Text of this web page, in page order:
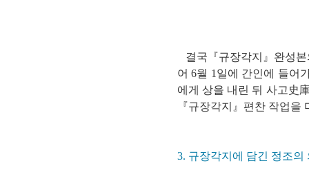
결국『규장각지』완성본
어 6월 1일에 간인에 들어
에게 상을 내린 뒤 사고史
『규장각지』편찬 작업을
3. 규장각지에 담긴 정조의